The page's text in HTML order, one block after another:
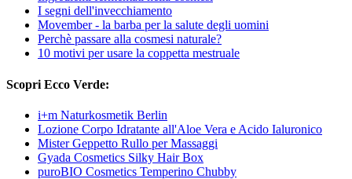
I segni dell'invecchiamento
Movember - la barba per la salute degli uomini
Perchè passare alla cosmesi naturale?
10 motivi per usare la coppetta mestruale
Scopri Ecco Verde:
i+m Naturkosmetik Berlin
Lozione Corpo Idratante all'Aloe Vera e Acido Ialuronico
Mister Geppetto Rullo per Massaggi
Gyada Cosmetics Silky Hair Box
puroBIO Cosmetics Temperino Chubby